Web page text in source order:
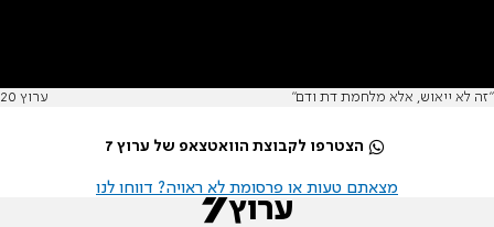
"זה לא ייאוש, אלא מלחמת דת ודם" ערוץ 20
הצטרפו לקבוצת הוואטצאפ של ערוץ 7
מצאתם טעות או פרסומת לא ראויה? דווחו לנו